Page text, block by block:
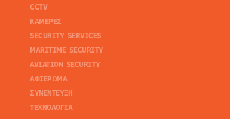
CCTV
ΚΑΜΕΡΕΣ
SECURITY SERVICES
MARITIME SECURITY
AVIATION SECURITY
ΑΦΙΕΡΩΜΑ
ΣΥΝΕΝΤΕΥΞΗ
ΤΕΧΝΟΛΟΓΙΑ